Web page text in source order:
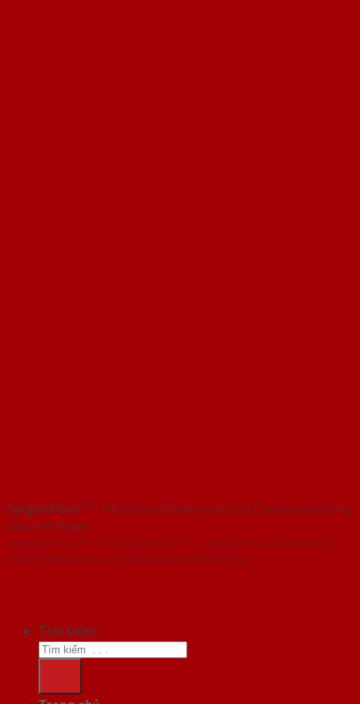
SaigonDoor™ - Hệ thống Showroom cửa Composite hàng
đầu Việt Nam
Copyright ⓒ 2016 – 2026 SaigonDoor™ - www.cuanhuacomposite.org |
Thiết kế Web & Vận hành bởi CÔNG NGHỆ VIỆT JSC
Tìm kiếm: